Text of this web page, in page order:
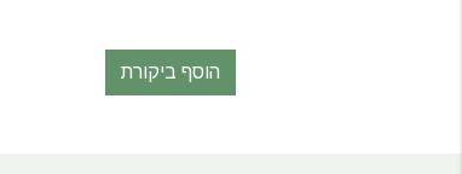
הוסף ביקורת